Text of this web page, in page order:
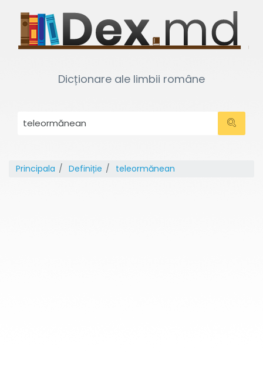
Dicționare ale limbii române
Principala Definiție teleormănean